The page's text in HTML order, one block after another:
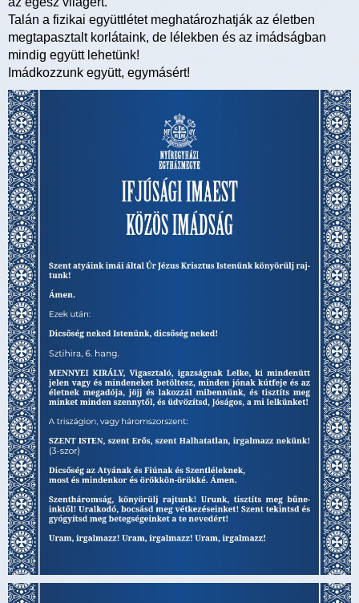
Talán a fizikai együttlétet meghatározhatják az életben
megtapasztalt korlátaink, de lélekben és az imádságban
mindig együtt lehetünk!
Imádkozzunk együtt, egymásért!